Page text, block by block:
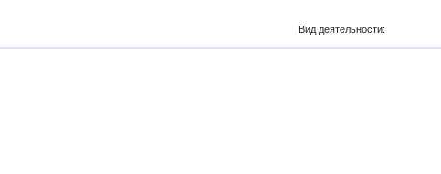
Вид деятельности: